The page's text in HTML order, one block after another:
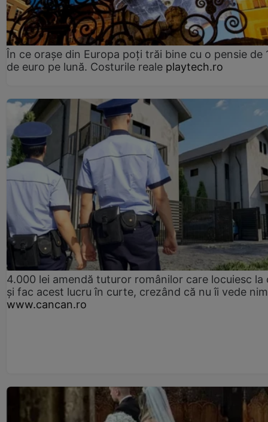
În ce orașe din Europa poți trăi bine cu o pensie de
de euro pe lună. Costurile reale playtech.ro
4.000 lei amendă tuturor românilor care locuiesc la
și fac acest lucru în curte, crezând că nu îi vede
www.cancan.ro